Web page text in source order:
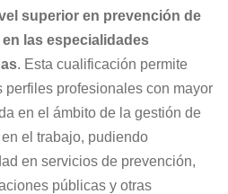
superior en prevención de
las especialidades
. Esta cualificación permite
perfiles profesionales con mayor
en el ámbito de la gestión de
el trabajo, pudiendo
en servicios de prevención,
públicas y otras